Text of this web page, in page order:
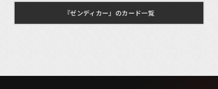
『ゼンディカー』のカード一覧